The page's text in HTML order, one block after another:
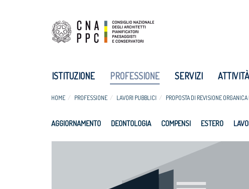
ISTITUZIONE PROFESSIONE SERVIZI ATTIVITÀ
HOME PROFESSIONE LAVORI PUBBLICI PROPOSTA DI REVISIONE
AGGIORNAMENTO DEONTOLOGIA COMPENSI ESTERO